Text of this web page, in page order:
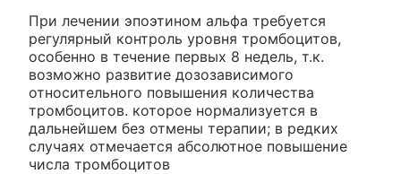
При лечении эпоэтином альфа требуется
регулярный контроль уровня тромбоцитов,
особенно в течение первых 8 недель, т.к.
возможно развитие дозозависимого
относительного повышения количества
тромбоцитов. которое нормализуется в
дальнейшем без отмены терапии; в редких
случаях отмечается абсолютное повышение
числа тромбоцитов